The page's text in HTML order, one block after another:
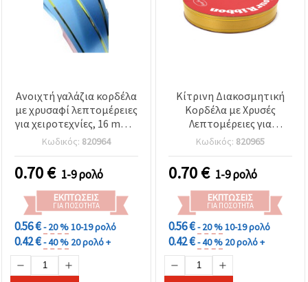
Ανοιχτή γαλάζια κορδέλα
με χρυσαφί λεπτομέρειες
για χειροτεχνίες, 16 mm –
9 μέτρα
Κωδικός: 820964
0.70€ 1-9 ρολό
ΕΚΠΤΏΣΕΙΣ
ΓΙΑ ΠΟΣΌΤΗΤΑ
0.56 €- 20 %10-19 ρολό
0.42 €- 40 % 20 ρολό +
Κίτρινη Διακοσμητική
Κορδέλα με Χρυσές
Λεπτομέρειες για
Χειροτεχνίες, 16 mm x 9
m
Κωδικός: 820965
0.70€ 1-9 ρολό
ΕΚΠΤΏΣΕΙΣ
ΓΙΑ ΠΟΣΌΤΗΤΑ
0.56 €- 20 %10-19 ρολό
0.42 €- 40 % 20 ρολό +